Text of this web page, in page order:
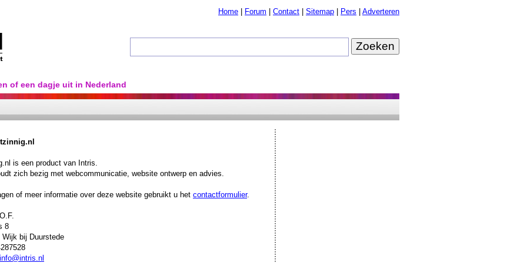
Home Forum Contact Sitemap Pers Adverteren
of een dagje uit in Nederland
is een product van Intris.
zich bezig met webcommunicatie, website ontwerp en advies.
of meer informatie over deze website gebruikt u het contactformulier.
8
Wijk bij Duurstede
info@intris.nl